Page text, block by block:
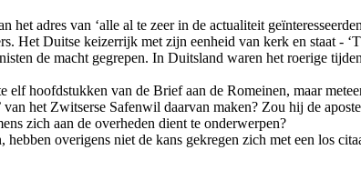
adres van ‘alle al te zeer in de actualiteit
Het Duitse keizerrijk met zijn eenheid van kerk en staat -
de macht gegrepen. In Duitsland waren het roerige
hoofdstukken van de Brief aan de Romeinen, maar
het Zwitserse Safenwil daarvan maken? Zou hij de
zich aan de overheden dient te onderwerpen?
overigens niet de kans gekregen zich met een los